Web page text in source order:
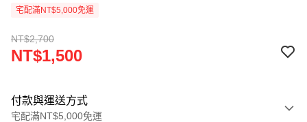
宅配滿NT$5,000免運
NT$2,700
NT$1,500
付款與運送方式
宅配滿NT$5,000免運